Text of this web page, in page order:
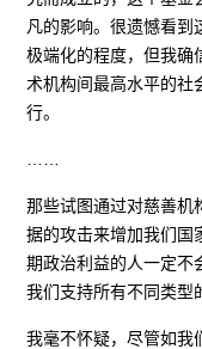
凡的影响。很遗憾看到
极端化的程度，但我确
术机构间最高水平的社
行。
那些试图通过对慈善机
据的攻击来增加我们国
期政治利益的人一定不
我们支持所有不同类型
我毫不怀疑，尽管如我